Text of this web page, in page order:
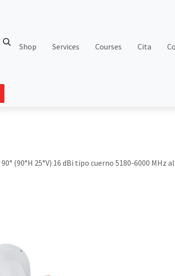
Shop Services Courses Cita
(90°H 25°V) 16 dBi tipo cuerno 5180-6000